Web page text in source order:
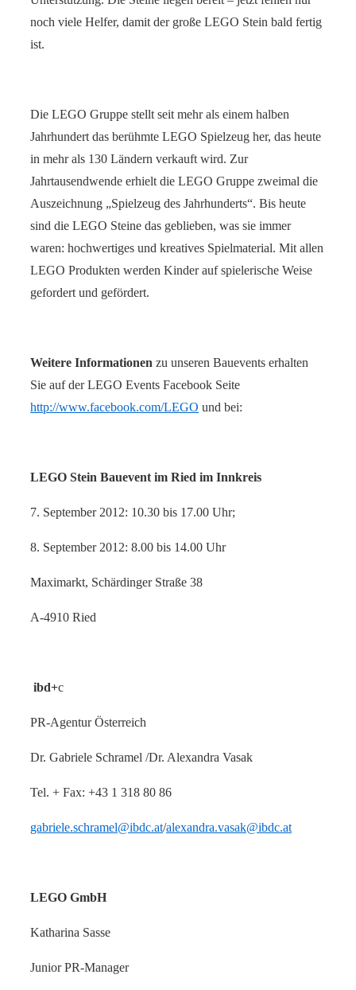
noch viele Helfer, damit der große LEGO Stein bald fertig
ist.
Die LEGO Gruppe stellt seit mehr als einem halben
Jahrhundert das berühmte LEGO Spielzeug her, das heute
in mehr als 130 Ländern verkauft wird. Zur
Jahrtausendwende erhielt die LEGO Gruppe zweimal die
Auszeichnung „Spielzeug des Jahrhunderts“. Bis heute
sind die LEGO Steine das geblieben, was sie immer
waren: hochwertiges und kreatives Spielmaterial. Mit allen
LEGO Produkten werden Kinder auf spielerische Weise
gefordert und gefördert.
Weitere Informationen zu unseren Bauevents erhalten
Sie auf der LEGO Events Facebook Seite
http://www.facebook.com/LEGO und bei:
LEGO Stein Bauevent im Ried im Innkreis
7. September 2012: 10.30 bis 17.00 Uhr;
8. September 2012: 8.00 bis 14.00 Uhr
Maximarkt, Schärdinger Straße 38
A-4910 Ried
ibd+c
PR-Agentur Österreich
Dr. Gabriele Schramel /Dr. Alexandra Vasak
Tel. + Fax: +43 1 318 80 86
gabriele.schramel@ibdc.at/alexandra.vasak@ibdc.at
LEGO GmbH
Katharina Sasse
Junior PR-Manager